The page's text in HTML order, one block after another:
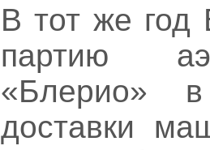
В тот же год
партию
«Блерио»
доставки